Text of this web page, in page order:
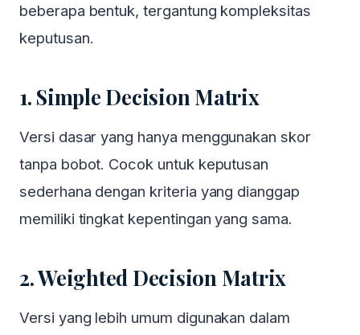
beberapa bentuk, tergantung kompleksitas
keputusan.
1. Simple Decision Matrix
Versi dasar yang hanya menggunakan skor
tanpa bobot. Cocok untuk keputusan
sederhana dengan kriteria yang dianggap
memiliki tingkat kepentingan yang sama.
2. Weighted Decision Matrix
Versi yang lebih umum digunakan dalam